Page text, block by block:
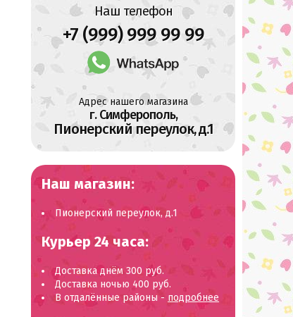
Наш телефон
+7 (999) 999 99 99
Адрес нашего магазина
г. Симферополь,
Пионерский переулок, д.1
Наш магазин:
Пионерский переулок, д.1
Курьер 24 часа:
Доставка днём 300 руб.
Доставка ночью 400 руб.
В отдалённые районы - подробнее